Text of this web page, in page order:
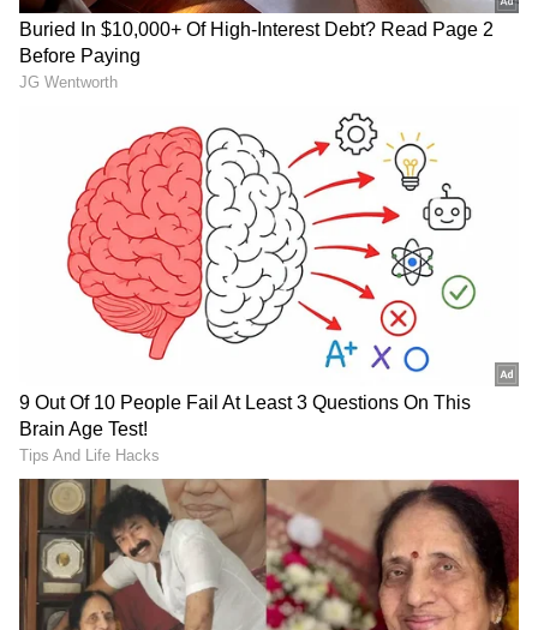
ನಾಲ್ಕು ದಿನದ ಷರತ್ತುಬದ್ಧ ಪೆರೋಲ್
ಜೈಲಿನಲ್ಲಿದ್ದಾಗಲೇ ಪಂಜಾಬ್ ರಾಜ್ಯದ ಖದೂರ್ ಸಾಹಿಬ್‌
ಕ್ಷೇತ್ರದಿಂದ ಪಕ್ಷೇತರ ಅಭ್ಯರ್ಥಿಯಾಗಿ ಅಮೃತ್ ಪಾಲ್ ಸಿಂಗ್
ಸ್ಪರ್ಧೆ ಮಾಡಿದ್ರೆ, ಮಗ ಅಪ್ಪನ ಪರವಾಗಿ ಭರ್ಜರಿ ಪ್ರಚಾರ
ನಡೆಸಿದ್ದರು. ಜೈಲಿನಲ್ಲಿದ್ದುಕೊಂಡೇ ಅಮೃತಪಾಲ್ ಸಿಂಗ್
ಗೆಲುವು ದಾಖಲಿಸಿದ್ದರು. ಪದಗ್ರಹಣ ಹಿನ್ನೆಲೆ ಅಮೃತಪಾಲ್
ಸಿಂಗ್‌ಗೆ ನಾಲ್ಕು ದಿನದ ಪೆರೋಲ್ ನೀಡಲಾಗಿದೆ.
RECOMMENDED STORIES
ಕಾವೇರಿ ನೀರು ಬರದಿದ್ರೂ
ತಮಿಳುನಾಡಿನ ಈ ನದಿ ಬತ್ತಲ್ಲ!
365 ದಿನ ಹರಿಯೋ
ರಹಸ್ಯವೇನು?